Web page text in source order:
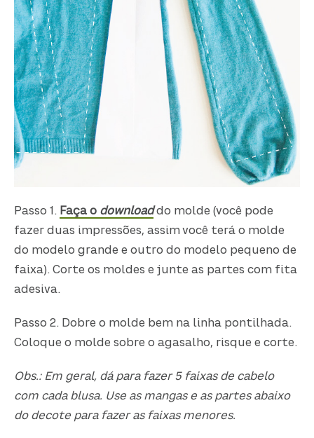
Passo 1. Faça o downloaddo molde (você pode
fazer duas impressões, assim você terá o molde
do modelo grande e outro do modelo pequeno de
faixa). Corte os moldes e junte as partes com fita
adesiva.
Passo 2. Dobre o molde bem na linha pontilhada.
Coloque o molde sobre o agasalho, risque e corte.
Obs.: Em geral, dá para fazer 5 faixas de cabelo
com cada blusa. Use as mangas e as partes abaixo
do decote para fazer as faixas menores.